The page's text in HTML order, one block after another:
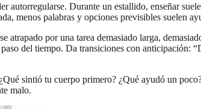
Durante un estallido, enseñar
menos palabras y opciones previsibles suelen
por una tarea demasiado larga,
del tiempo. Da transiciones con anticipación:
sintió tu cuerpo primero? ¿Qué ayudó un
malo.